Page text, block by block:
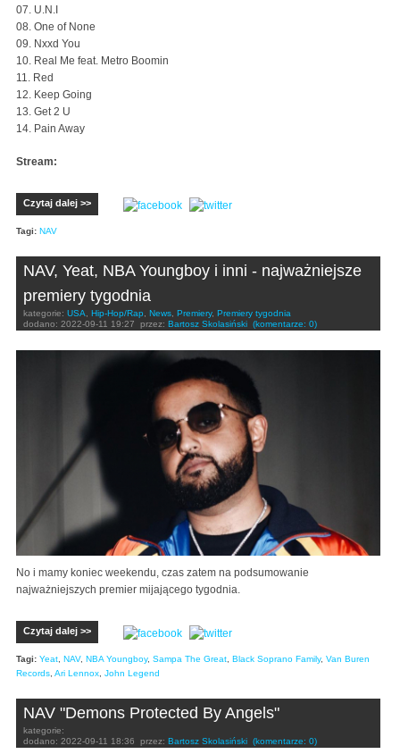
07. U.N.I
08. One of None
09. Nxxd You
10. Real Me feat. Metro Boomin
11. Red
12. Keep Going
13. Get 2 U
14. Pain Away
Stream:
Czytaj dalej >>
Tagi: NAV
NAV, Yeat, NBA Youngboy i inni - najważniejsze
premiery tygodnia
kategorie: USA Hip-Hop/Rap News Premiery, Premiery tygodnia
dodano: 2022-09-11 19:27 przez: Bartosz Skolasiński (komentarze: 0)
No i mamy koniec weekendu, czas zatem na podsumowanie
najważniejszych premier mijającego tygodnia.
Czytaj dalej >>
Tagi: Yeat NAV, NBA Youngboy, Sampa The Great Black Soprano Family, Van Buren
Records Ari Lennox John Legend
NAV "Demons Protected By Angels"
kategorie:
dodano: 2022-09-11 18:36 przez: Bartosz Skolasiński (komentarze: 0)